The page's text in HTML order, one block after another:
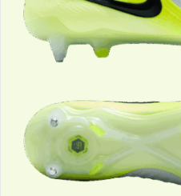
Optionen
können
Produktseite
gewählt
werden